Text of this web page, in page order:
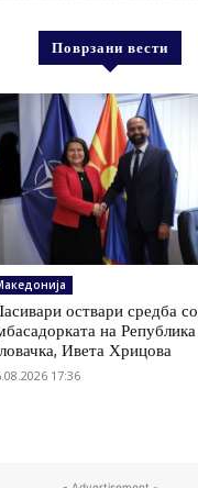
Поврзани вести
оствари средба со
на Република
Ивета Хрицова
17:36